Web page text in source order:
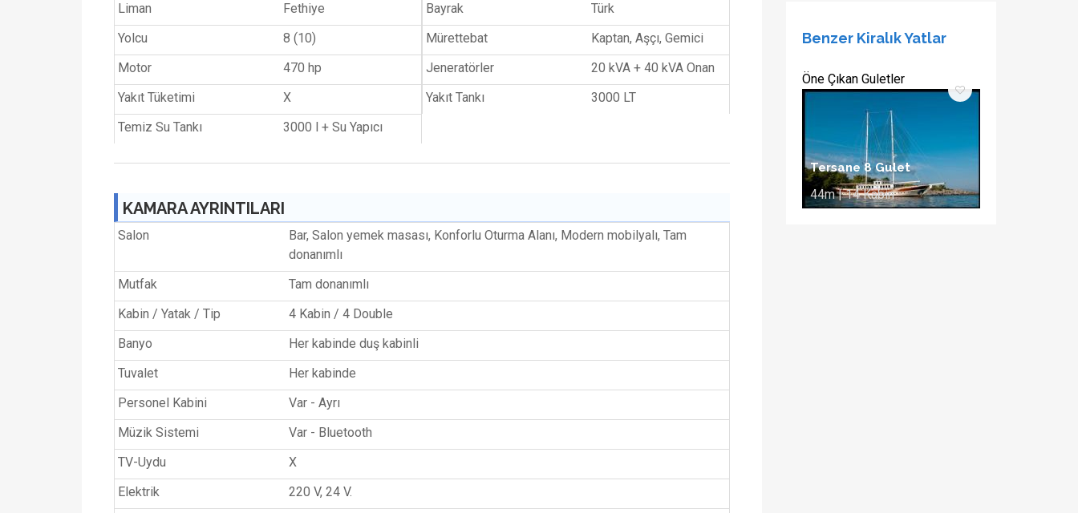
Liman
Fethiye Bayrak
Türk
Yolcu
8 (10) Mürettebat
Kaptan, Aşçı, Gemici
Motor
470 hp Jeneratörler
20 kVA + 40 kVA Onan
Yakıt Tüketimi
X Yakıt Tankı
3000 LT
Temiz Su Tankı
3000 l + Su Yapıcı
KAMARA AYRINTILARI
Salon
Bar, Salon yemek masası, Konforlu Oturma Alanı, Modern mobilyalı, Tam
donanımlı
Mutfak
Tam donanımlı
Kabin / Yatak / Tip
4 Kabin / 4 Double
Banyo
Her kabinde duş kabinli
Tuvalet
Her kabinde
Personel Kabini
Var - Ayrı
Müzik Sistemi
Var - Bluetooth
TV-Uydu
X
Elektrik
220 V, 24 V.
Benzer Kiralık Yatlar
Öne Çıkan Guletler
Tersane 8 Gulet
44m | 14 Kabin